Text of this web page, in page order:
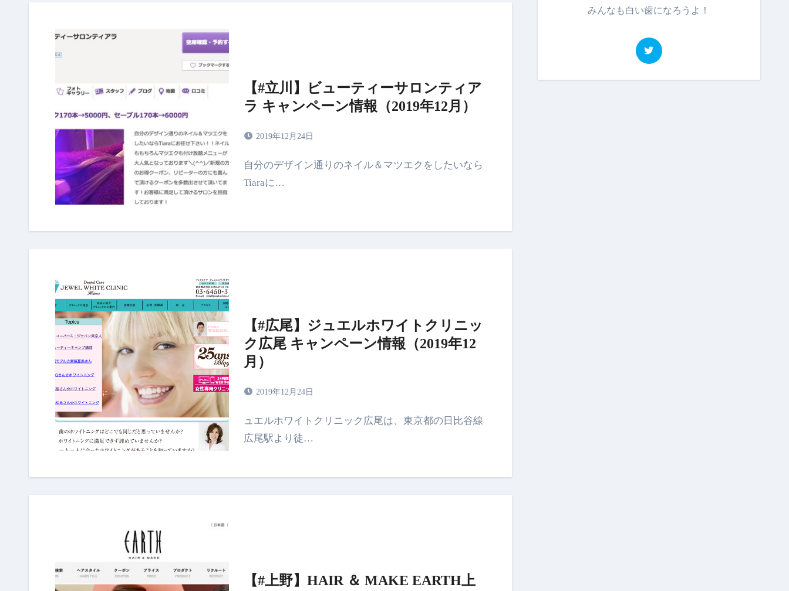
【#立川】ビューティーサロンティア
ラ キャンペーン情報（2019年12月）
2019年12月24日
自分のデザイン通りのネイル＆マツエクをしたいなら
Tiaraに…
【#広尾】ジュエルホワイトクリニッ
ク広尾 キャンペーン情報（2019年12
月）
2019年12月24日
ュエルホワイトクリニック広尾は、東京都の日比谷線
広尾駅より徒…
【#上野】HAIR ＆ MAKE EARTH上
みんなも白い歯になろうよ！